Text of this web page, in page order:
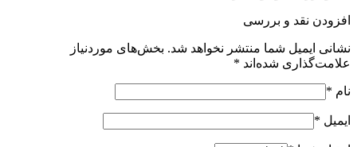
و بررسی
شما منتشر نخواهد شد. بخش‌های موردنیاز
شده‌اند*